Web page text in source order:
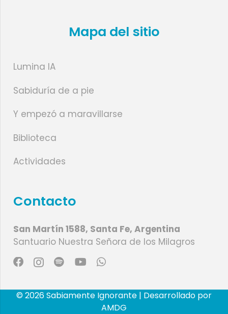
Mapa del sitio
Lumina IA
Sabiduría de a pie
Y empezó a maravillarse
Biblioteca
Actividades
Contacto
San Martín 1588, Santa Fe, Argentina
Santuario Nuestra Señora de los Milagros
© 2026 Sabiamente Ignorante | Desarrollado por
AMDG